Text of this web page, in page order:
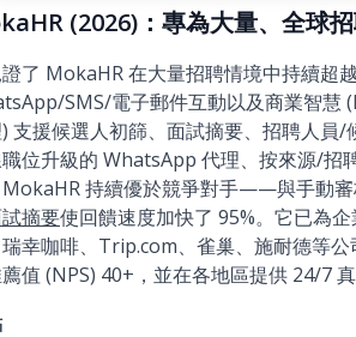
(2026)：專為大量、全球
了 MokaHR 在大量招聘情境中持續超
SMS/電子郵件互動以及商業智慧
支援候選人初篩、面試摘要、招聘人員
位升級的 WhatsApp 代理、按來源/招
持續優於競爭對手——與手動審
摘要使回饋速度加快了 95%。它已為
幸咖啡、Trip.com、雀巢、施耐德等
值 (NPS) 40+，並在各地區提供 24/7 真